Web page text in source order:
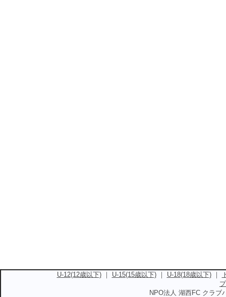
U-12(12歳以下)｜ U-15(15歳以下)｜ U-18(18歳以下)｜
NPO法人 湖西FC クラ